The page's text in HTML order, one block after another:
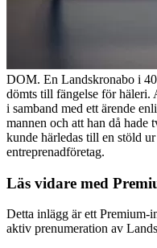
DOM. En Landskronabo i
dömts till fängelse för häleri.
i samband med ett ärende
mannen och att han då hade
kunde härledas till en stöld
entreprenadföretag.
Läs vidare med
Detta inlägg är ett Premium-
aktiv prenumeration av